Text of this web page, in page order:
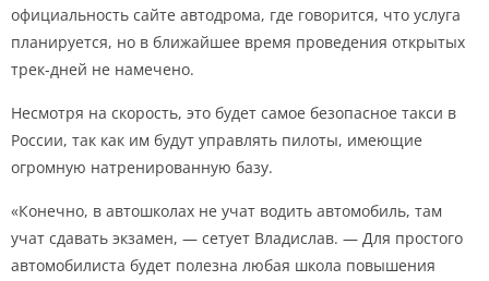
официальность сайте автодрома, где говорится, что услуга
планируется, но в ближайшее время проведения открытых
трек-дней не намечено.
Несмотря на скорость, это будет самое безопасное такси в
России, так как им будут управлять пилоты, имеющие
огромную натренированную базу.
«Конечно, в автошколах не учат водить автомобиль, там
учат сдавать экзамен, — сетует Владислав. — Для простого
автомобилиста будет полезна любая школа повышения